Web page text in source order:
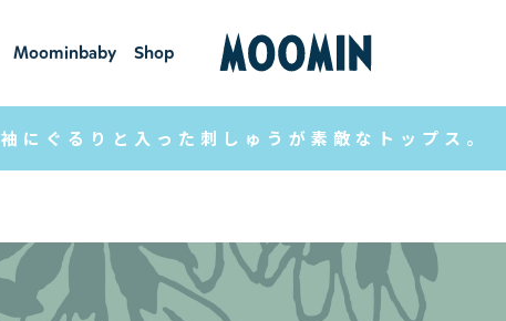
Moominbaby
ムーミンベ
ビー
Shop
ショ
ップ
袖にぐるりと入った刺しゅうが素敵なトップス。